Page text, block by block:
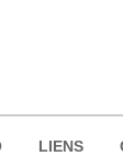
LIENS